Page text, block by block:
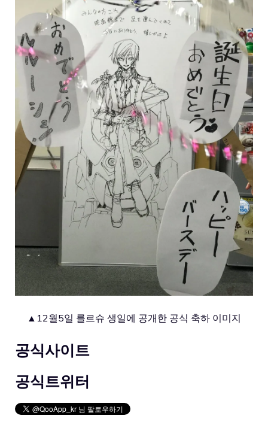
▲12월5일 를르슈 생일에 공개한 공식 축하 이미지
공식사이트
공식트위터